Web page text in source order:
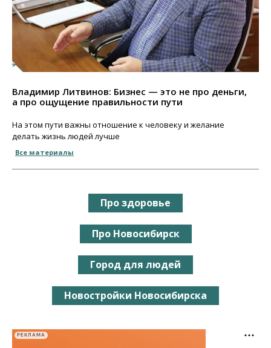
Владимир Литвинов: Бизнес — это не про деньги,
а про ощущение правильности пути
На этом пути важны отношение к человеку и желание
делать жизнь людей лучше
Все материалы
Про здоровье
Про Новосибирск
Город для людей
Новостройки Новосибирска
РЕКЛАМА